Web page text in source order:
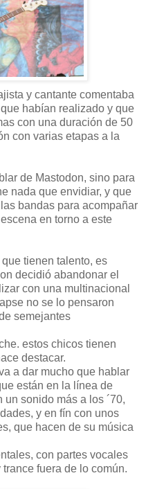
y cantante comentaba
habían realizado y que
con una duración de 50
con varias etapas a la
de Mastodon, sino para
nada que envidiar, y que
bandas para acompañar
en torno a este
que tienen talento, es
decidió abandonar el
con una multinacional
no se lo pensaron
semejantes
estos chicos tienen
destacar.
a dar mucho que hablar
están en la línea de
sonido más a los ´70,
y en fín con unos
que hacen de su música
con partes vocales
fuera de lo común.